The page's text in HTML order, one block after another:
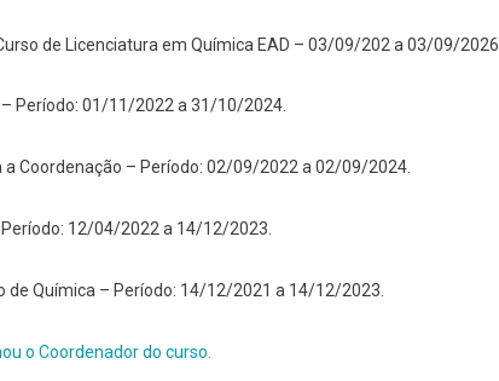
de Licenciatura em Química EAD – 03/09/202 a 03/09/2026.
Período: 01/11/2022 a 31/10/2024.
a Coordenação – Período: 02/09/2022 a 02/09/2024.
12/04/2022 a 14/12/2023.
de Química – Período: 14/12/2021 a 14/12/2023.
o Coordenador do curso.